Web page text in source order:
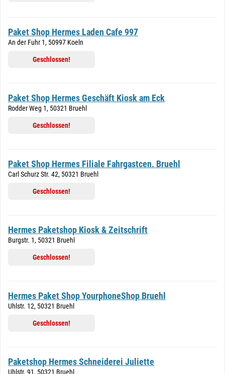
Paket Shop Hermes Laden Cafe 997
An der Fuhr 1, 50997 Koeln
Geschlossen!
Paket Shop Hermes Geschäft Kiosk am Eck
Rodder Weg 1, 50321 Bruehl
Geschlossen!
Paket Shop Hermes Filiale Fahrgastcen. Bruehl
Carl Schurz Str. 42, 50321 Bruehl
Geschlossen!
Hermes Paketshop Kiosk & Zeitschrift
Burgstr. 1, 50321 Bruehl
Geschlossen!
Hermes Paket Shop YourphoneShop Bruehl
Uhlstr. 12, 50321 Bruehl
Geschlossen!
Paketshop Hermes Schneiderei Juliette
Uhlstr. 91, 50321 Bruehl